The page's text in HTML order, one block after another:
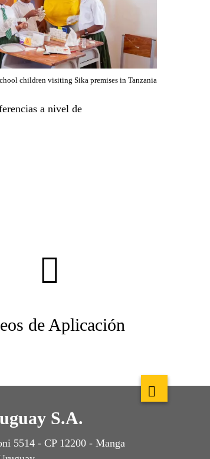
children visiting Sika premises in Tanzania
a nivel de
de Aplicación
S.A.
5514 - CP 12200 - Manga